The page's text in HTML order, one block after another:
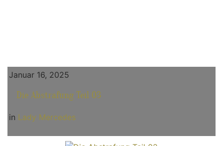
Januar 16, 2025
Die Abstrafung Teil 03
in Lady Mercedes